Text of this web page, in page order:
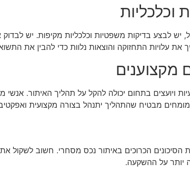
וכלכליות
יש לבצע בדיקות משפטיות וכלכליות מקיפות. יש
את עלויות התחזוקה והוצאות נלוות כדי להבין את
מקצוענים
ויועצים בתחום יכולה להקל על תהליך האיתור. אנשי
מבטיח שהתהליך יתנהל בצורה מקצועית
הכרוכים באיתור נכס מסחרי. חשוב לשקול את
יותר על ההשקעה.